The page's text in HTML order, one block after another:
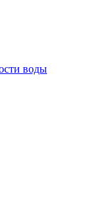
воды